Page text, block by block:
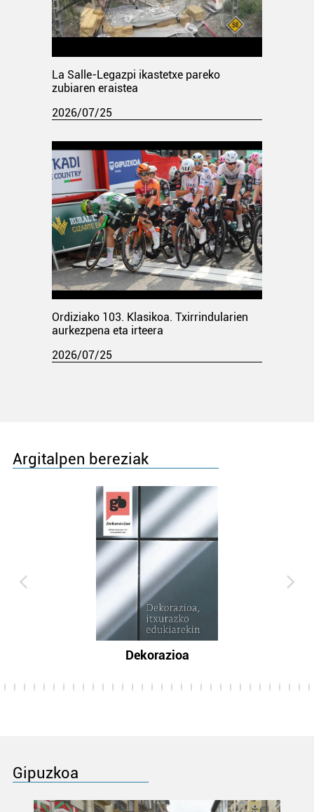
La Salle-Legazpi ikastetxe pareko
zubiaren eraistea
2026/07/25
Ordiziako 103. Klasikoa. Txirrindularien
aurkezpena eta irteera
2026/07/25
Argitalpen bereziak
Dekorazioa
Gipuzkoa